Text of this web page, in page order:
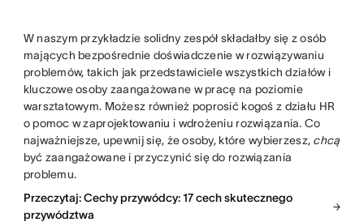
W naszym przykładzie solidny zespół składałby się z osób
mających bezpośrednie doświadczenie w rozwiązywaniu
problemów, takich jak przedstawiciele wszystkich działów i
kluczowe osoby zaangażowane w pracę na poziomie
warsztatowym. Możesz również poprosić kogoś z działu HR
o pomoc w zaprojektowaniu i wdrożeniu rozwiązania. Co
najważniejsze, upewnij się, że osoby, które wybierzesz, chcą
być zaangażowane i przyczynić się do rozwiązania
problemu.
Przeczytaj: Cechy przywódcy: 17 cech skutecznego
przywództwa